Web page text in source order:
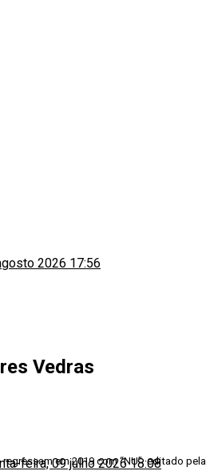
2026 17:56
feira, 09 julho 2026 18:08
Vedras
em 2019 com “NU”, editado pela